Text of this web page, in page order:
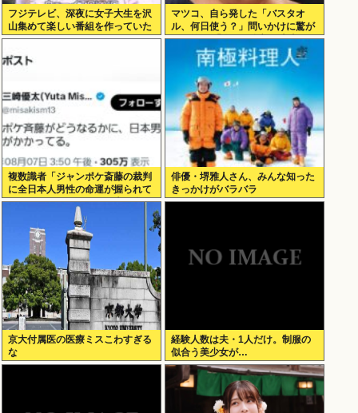
フジテレビ、深夜に女子大生を沢
山集めて楽しい番組を作っていた
www
マツコ、自ら発した「バスタオ
ル、何日使う？」問いかけに驚が
くの答え 「今日は全部、本当のこ
と言うわ」
複数識者「ジャンポケ斎藤の裁判
に全日本人男性の命運が握られて
いる。これでだめなら日本男全員
俳優・堺雅人さん、みんな知った
きっかけがバラバラ
京大付属医の医療ミスこわすぎる
な
経験人数は夫・1人だけ。制服の
似合う美少女が…